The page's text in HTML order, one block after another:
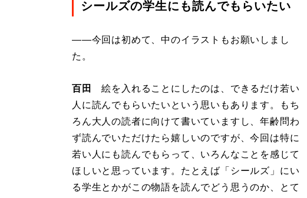
シールズの学生にも読んでもらいたい
――今回は初めて、中のイラストもお願いしまし
た。
百田
絵を入れることにしたのは、できるだけ若い
人に読んでもらいたいという思いもあります。もち
ろん大人の読者に向けて書いていますし、年齢問わ
ず読んでいただけたら嬉しいのですが、今回は特に
若い人にも読んでもらって、いろんなことを感じて
ほしいと思っています。たとえば「シールズ」にい
る学生とかがこの物語を読んでどう思うのか、とて